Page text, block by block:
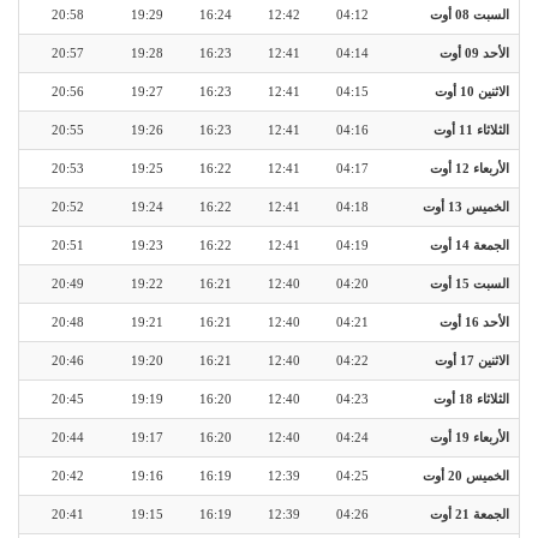
السبت 08 أوت 04:12
12:42
16:24
19:29
20:58
الأحد 09 أوت 04:14
12:41
16:23
19:28
20:57
الاثنين 10 أوت 04:15
12:41
16:23
19:27
20:56
الثلاثاء 11 أوت 04:16
12:41
16:23
19:26
20:55
الأربعاء 12 أوت 04:17
12:41
16:22
19:25
20:53
الخميس 13 أوت 04:18
12:41
16:22
19:24
20:52
الجمعة 14 أوت 04:19
12:41
16:22
19:23
20:51
السبت 15 أوت 04:20
12:40
16:21
19:22
20:49
الأحد 16 أوت 04:21
12:40
16:21
19:21
20:48
الاثنين 17 أوت 04:22
12:40
16:21
19:20
20:46
الثلاثاء 18 أوت 04:23
12:40
16:20
19:19
20:45
الأربعاء 19 أوت 04:24
12:40
16:20
19:17
20:44
الخميس 20 أوت 04:25
12:39
16:19
19:16
20:42
الجمعة 21 أوت 04:26
12:39
16:19
19:15
20:41